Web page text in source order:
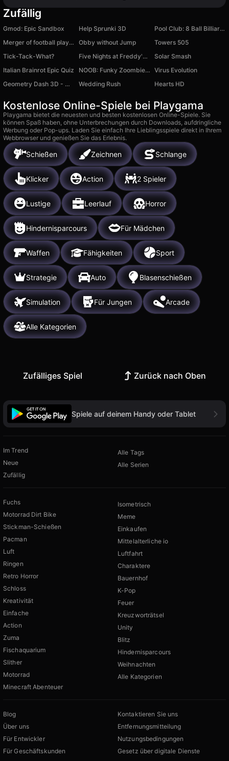
Zufällig
Gmod: Epic Sandbox Help Sprunki 3D
Pool Club: 8 Ball Billiards
Merger of football players
Obby without Jump
Towers 505
Tick-Tack-What?
Five Nights at Freddy's 3 Remaster
Solar Smash
Italian Brainrot Epic Quiz
NOOB: Funky Zoombie Survival Virus Evolution
Geometry Dash 3D - With Level Editor
Wedding Rush Hearts HD
Kostenlose Online-Spiele bei Playgama
Playgama bietet die neuesten und besten kostenlosen Online-Spiele. Sie
können Spaß haben, ohne Unterbrechungen durch Downloads, aufdringliche
Werbung oder Pop-ups. Laden Sie einfach Ihre Lieblingsspiele direkt in Ihrem
Webbrowser und genießen Sie das Erlebnis.
Schießen Zeichnen Schlange
Klicker Action 2 Spieler
Lustige Leerlauf Horror
Hindernisparcours Für Mädchen
Waffen Fähigkeiten Sport
Strategie Auto Blasenschießen
Simulation Für Jungen Arcade
Alle Kategorien
Zufälliges Spiel Zurück nach Oben
Spiele auf deinem Handy oder Tablet
Im Trend
Neue
Zufällig
Alle Tags
Alle Serien
Fuchs
Motorrad Dirt Bike
Stickman-Schießen
Pacman
Luft
Ringen
Retro Horror
Schloss
Kreativität
Einfache
Action
Zuma
Fischaquarium
Slither
Motorrad
Minecraft Abenteuer
Isometrisch
Meme
Einkaufen
Mittelalterliche io
Luftfahrt
Charaktere
Bauernhof
K-Pop
Feuer
Kreuzworträtsel
Unity
Blitz
Hindernisparcours
Weihnachten
Alle Kategorien
Blog
Über uns
Für Entwickler
Für Geschäftskunden
Kontaktieren Sie uns
Entfernungsmitteilung
Nutzungsbedingungen
Gesetz über digitale Dienste